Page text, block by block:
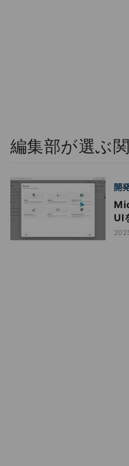
編集部が選ぶ
開
UI